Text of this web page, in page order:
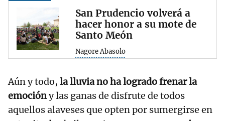
San Prudencio volverá a
hacer honor a su mote de
Santo Meón
Nagore Abasolo
Aún y todo, la lluvia no ha logrado frenar la
emocióny las ganas de disfrute de todos
aquellos alaveses que opten por sumergirse en